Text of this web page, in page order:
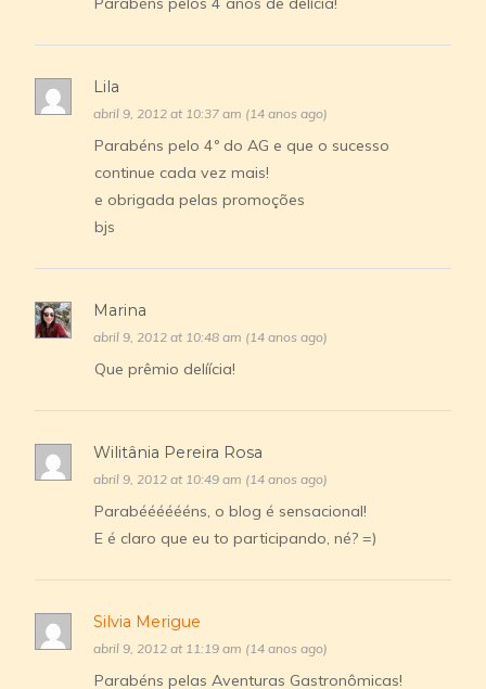
Lila
abril 9, 2012 at 10:37 am (14 anos ago)
Parabéns pelo 4º do AG e que o sucesso
continue cada vez mais!
e obrigada pelas promoções
bjs
Marina
abril 9, 2012 at 10:48 am (14 anos ago)
Que prêmio delíícia!
Wilitânia Pereira Rosa
abril 9, 2012 at 10:49 am (14 anos ago)
Parabééééééns, o blog é sensacional!
E é claro que eu to participando, né? =)
Silvia Merigue
abril 9, 2012 at 11:19 am (14 anos ago)
Parabéns pelas Aventuras Gastronômicas!